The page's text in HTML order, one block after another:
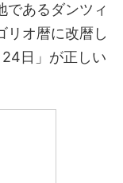
であるダンツィ
リオ暦に改暦し
日」が正しい